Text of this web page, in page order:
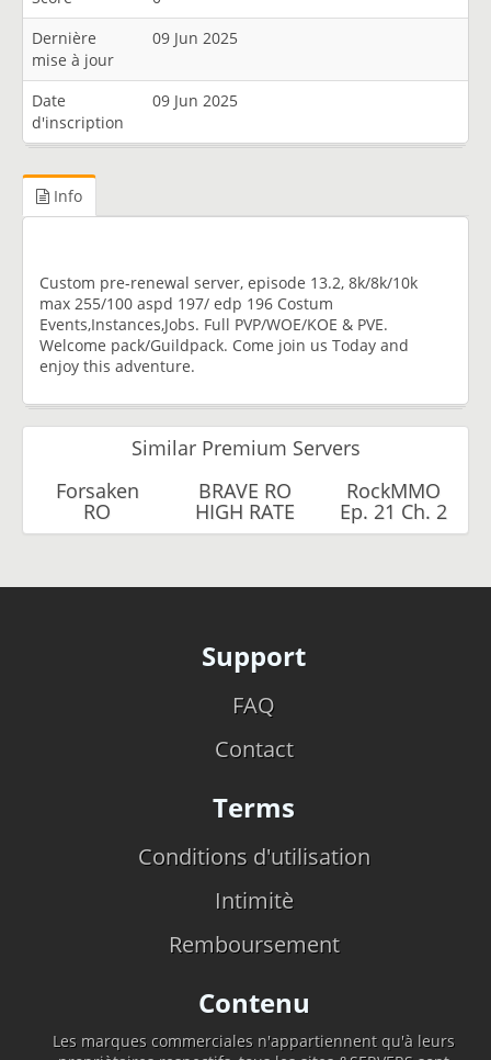
Dernière
mise à jour
09 Jun 2025
Date
d'inscription
09 Jun 2025
Info
Custom pre-renewal server, episode 13.2, 8k/8k/10k
max 255/100 aspd 197/ edp 196 Costum
Events,Instances,Jobs. Full PVP/WOE/KOE & PVE.
Welcome pack/Guildpack. Come join us Today and
enjoy this adventure.
Similar Premium Servers
Forsaken
RO
BRAVE RO
HIGH RATE
RockMMO
Ep. 21 Ch. 2
Support
FAQ
Contact
Terms
Conditions d'utilisation
Intimitè
Remboursement
Contenu
Les marques commerciales n'appartiennent qu'à leurs